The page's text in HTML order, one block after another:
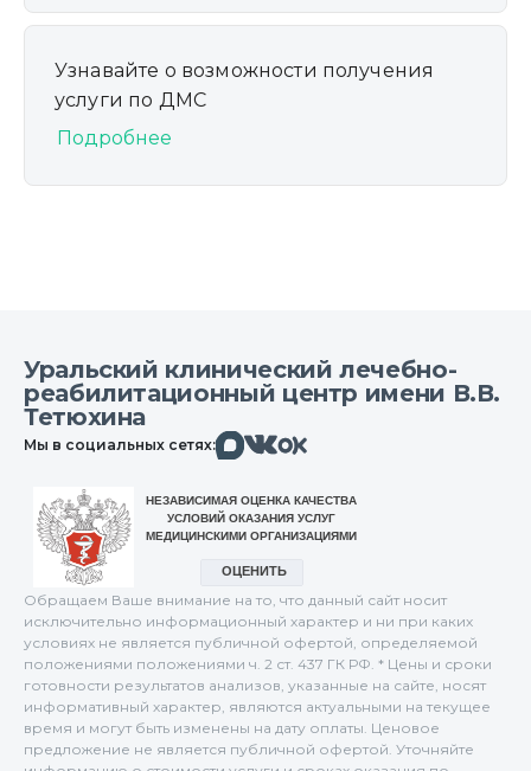
Узнавайте о возможности получения
услуги по ДМС
Подробнее
Уральский клинический лечебно-
реабилитационный центр имени В.В.
Тетюхина
Мы в социальных сетях:МаксВконтактеОдноклассники
Обращаем Ваше внимание на то, что данный сайт носит
исключительно информационный характер и ни при каких
условиях не является публичной офертой, определяемой
положениями положениями ч. 2 ст. 437 ГК РФ. * Цены и сроки
готовности результатов анализов, указанные на сайте, носят
информативный характер, являются актуальными на текущее
время и могут быть изменены на дату оплаты. Ценовое
предложение не является публичной офертой. Уточняйте